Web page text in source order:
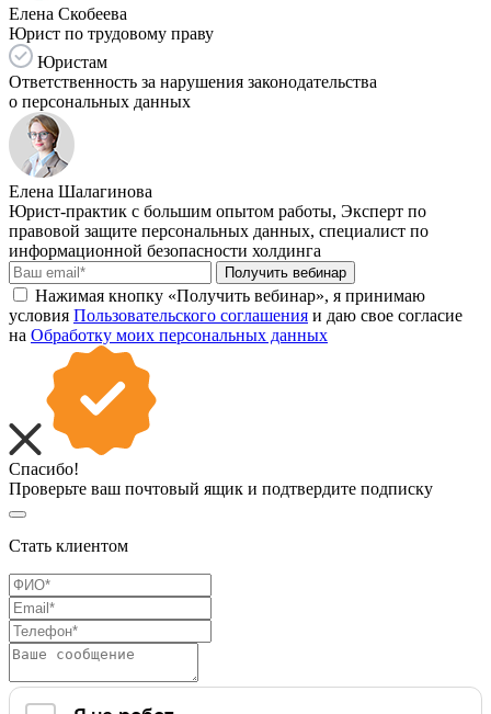
Елена Скобеева
Юрист по трудовому праву
Юристам
Ответственность за нарушения законодательства
о персональных данных
Елена Шалагинова
Юрист-практик с большим опытом работы, Эксперт по
правовой защите персональных данных, специалист по
информационной безопасности холдинга
Получить вебинар
Нажимая кнопку «Получить вебинар», я принимаю
условия Пользовательского соглашения и даю свое согласие
на Обработку моих персональных данных
Спасибо!
Проверьте ваш почтовый ящик и подтвердите подписку
Стать клиентом